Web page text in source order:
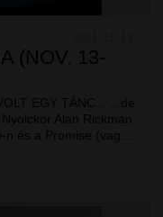
(NOV. 13-
EGY TÁNC... ...de
Alan Rickman
n és a Promise (vag…